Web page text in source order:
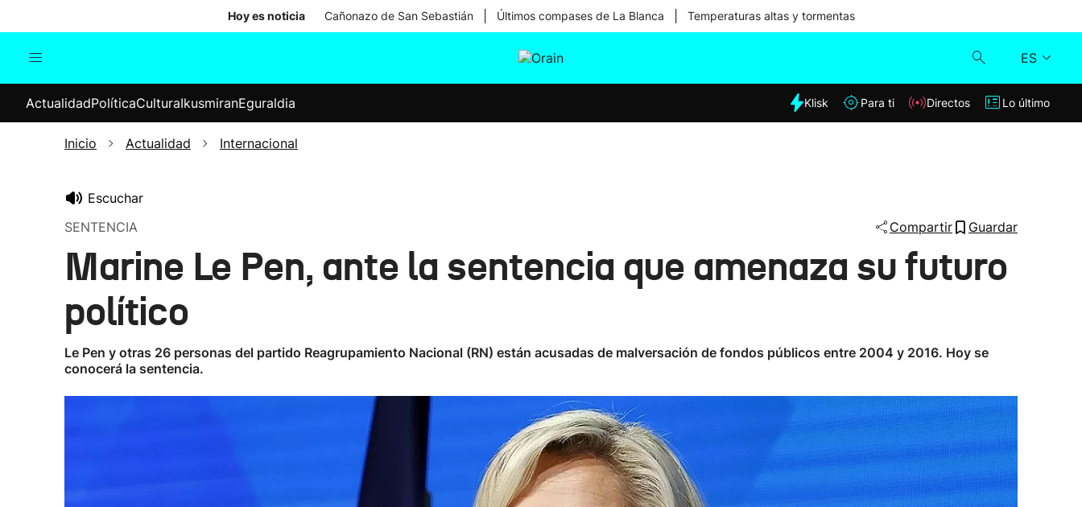
Hoy es noticia Cañonazo de San Sebastián Últimos compases de La Blanca Temperaturas altas y tormentas
ES
Internacional
Elecciones
Klisk
Lo último
ActualidadPolíticaCulturaIkusmiranEguraldia Klisk Para ti Directos Lo último
Inicio Actualidad Internacional
Escuchar
SENTENCIA
Compartir Guardar
Marine Le Pen, ante la sentencia que amenaza su futuro
político
Le Pen y otras 26 personas del partido Reagrupamiento Nacional (RN) están acusadas de malversación de fondos públicos entre 2004 y 2016. Hoy se
conocerá la sentencia.